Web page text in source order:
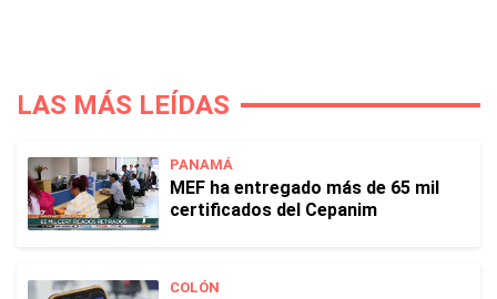
LAS MÁS LEÍDAS
PANAMÁ
MEF ha entregado más de 65 mil
certificados del Cepanim
COLÓN